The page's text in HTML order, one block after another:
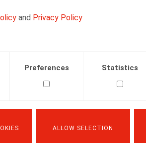
and Privacy Policy
Preferences Statistics
ALLOW SELECTION
READ MORE